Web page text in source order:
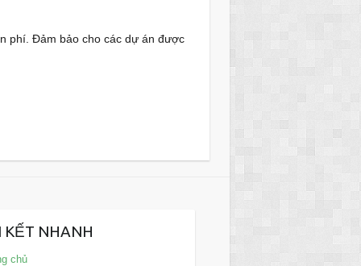
phí. Đảm bảo cho các dự án được
KẾT NHANH
chủ